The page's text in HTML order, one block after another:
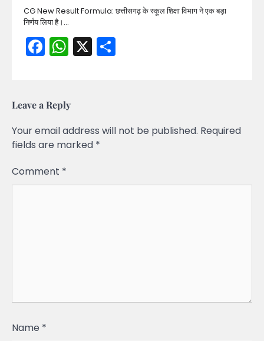
CG New Result Formula: छत्तीसगढ़ के स्कूल शिक्षा विभाग ने एक बड़ा
निर्णय लिया है।…
Facebook
WhatsApp
X
Leave a Reply
Your email address will not be published. Required
fields are marked *
Comment *
Name *